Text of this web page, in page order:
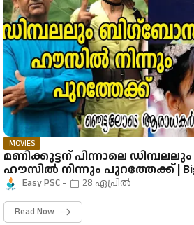
MOVIES
മണിക്കുട്ടന് പിന്നാലെ
ഹൗസില്‍ നിന്നും പുറത്തേക്ക് | Big
Easy PSC 28 ഏപ്രിൽ
Read Now